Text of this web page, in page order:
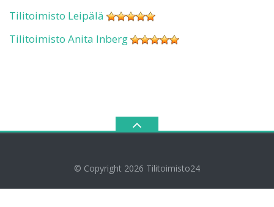
Tilitoimisto Leipälä
Tilitoimisto Anita Inberg
© Copyright 2026 Tilitoimisto24